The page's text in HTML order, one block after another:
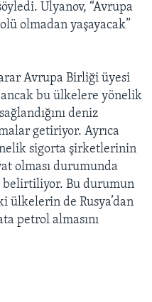
Ulyanov, “Avrupa
olmadan yaşayacak”
Avrupa Birliği üyesi
bu ülkelere yönelik
deniz
getiriyor. Ayrıca
sigorta şirketlerinin
olması durumunda
belirtiliyor. Bu durumun
ülkelerin de Rusya’dan
petrol almasını